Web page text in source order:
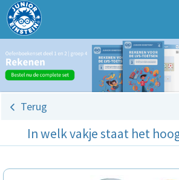
Terug
In welk vakje staat het